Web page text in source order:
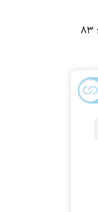
|
صعودی ماند؛ ۸۳